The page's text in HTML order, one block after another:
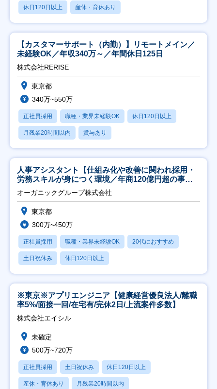
休日120日以上 産休・育休あり
【カスタマーサポート（内勤）】リモートメイン／
未経験OK／年収340万～／年間休日125日
株式会社RERISE
東京都
340万~550万
正社員採用 職種・業界未経験OK 休日120日以上
月残業20時間以内 賞与あり
人事アシスタント【仕組み化や改善に関われ採用・
労務スキルが身につく環境／年商120億円超の事業
会社】
オーガニックグループ株式会社
東京都
300万~450万
正社員採用 職種・業界未経験OK 20代におすすめ
土日祝休み 休日120日以上
※東京※アプリエンジニア【健康経営優良法人/離職
率5%/面接一回/在宅有/完休2日/上流案件多数】
株式会社エイシル
未確定
500万~720万
正社員採用 土日祝休み 休日120日以上
産休・育休あり 月残業20時間以内